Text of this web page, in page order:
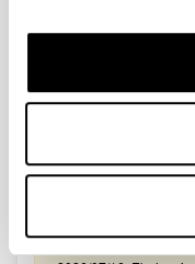
2026/09/11
PROGRAMME 2027
IKERTZAILE
DEIALDIA (2026)
Izapide irekia
23:59)